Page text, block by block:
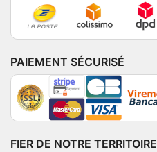
PAIEMENT SÉCURISÉ
FIER DE NOTRE TERRITOIRE